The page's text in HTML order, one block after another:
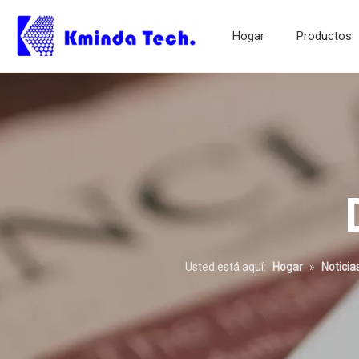
Hogar Productos
Usted está aquí: Hogar »